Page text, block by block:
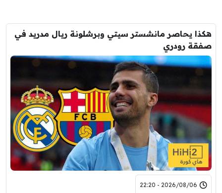
هكذا يحاصر مانشستر سيتي وبرشلونة ريال مدريد في
صفقة رودري
2026/08/06 - 22:20